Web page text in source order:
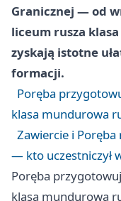
Granicznej — od
liceum rusza
zyskają istotne
formacji.
Poręba
klasa mundurowa
Zawiercie i
— kto uczestniczył
Poręba
klasa mundurowa